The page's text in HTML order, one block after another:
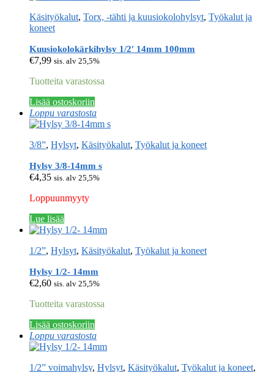
Käsityökalut, Torx, -tähti ja kuusiokolohylsyt, Työkalut ja
koneet
Kuusiokolokärkihylsy 1/2′ 14mm 100mm
€7,99 sis. alv 25,5%
Tuotteita varastossa
Lisää ostoskoriin
Loppu varastosta
3/8”, Hylsyt, Käsityökalut, Työkalut ja koneet
Hylsy 3/8-14mm s
€4,35 sis. alv 25,5%
Loppuunmyyty
Lue lisää
1/2”, Hylsyt, Käsityökalut, Työkalut ja koneet
Hylsy 1/2- 14mm
€2,60 sis. alv 25,5%
Tuotteita varastossa
Lisää ostoskoriin
Loppu varastosta
1/2” voimahylsy, Hylsyt, Käsityökalut, Työkalut ja koneet,